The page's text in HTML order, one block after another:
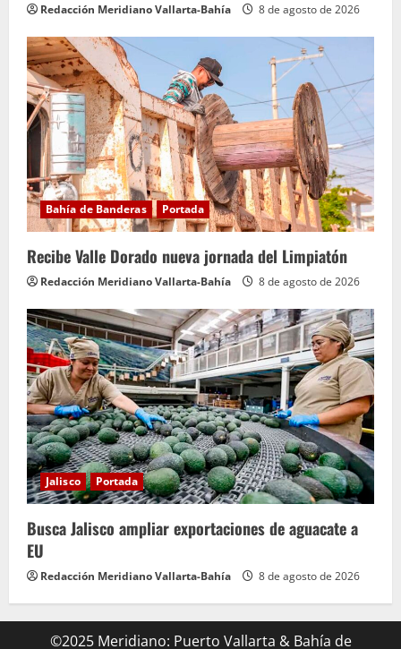
Redacción Meridiano Vallarta-Bahía 8 de agosto de 2026
Bahía de Banderas Portada
Recibe Valle Dorado nueva jornada del Limpiatón
Redacción Meridiano Vallarta-Bahía 8 de agosto de 2026
Jalisco Portada
Busca Jalisco ampliar exportaciones de aguacate a
EU
Redacción Meridiano Vallarta-Bahía 8 de agosto de 2026
©2025 Meridiano: Puerto Vallarta & Bahía de